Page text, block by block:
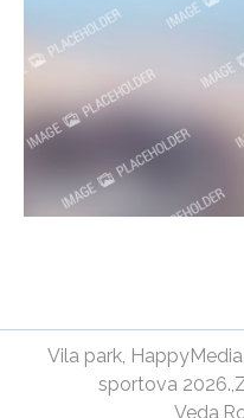
Vila park HappyMedia
sportova 2026.
Veda